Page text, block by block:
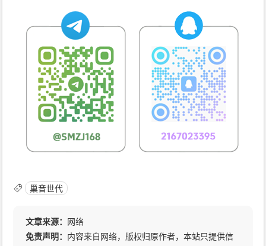
巢音世代
文章来源： 网络
免责声明： 内容来自网络，版权归原作者，本站只提供信